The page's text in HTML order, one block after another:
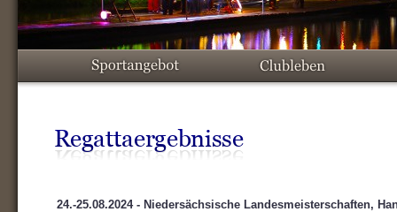
24.-25.08.2024 - Niedersächsische Landesmeisterschaften,